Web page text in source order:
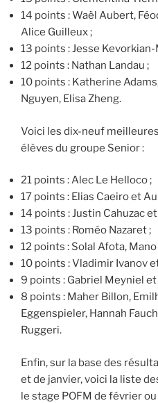
14 points : Waël Aubert,
Alice Guilleux ;
13 points : Jesse
12 points : Nathan Landau ;
10 points : Katherine
Nguyen, Elisa Zheng.
Voici les dix-neuf
élèves du groupe Senior :
21 points : Alec Le Helloco ;
17 points : Elias Caeiro et
14 points : Justin Cahuzac
13 points : Roméo Nazaret ;
12 points : Solal Afota,
10 points : Vladimir Ivanov
9 points : Gabriel Meyniel
8 points : Maher Billon,
Eggenspieler, Hannah
Ruggeri.
Enfin, sur la base des
et de janvier, voici la liste
le stage POFM de février